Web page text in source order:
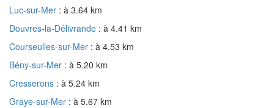
Luc-sur-Mer : à 3.64 km
Douvres-la-Délivrande : à 4.41 km
Courseulles-sur-Mer : à 4.53 km
Bény-sur-Mer : à 5.20 km
Cresserons : à 5.24 km
Graye-sur-Mer : à 5.67 km